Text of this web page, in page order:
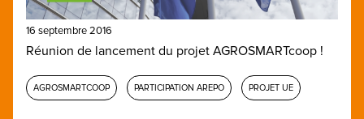
16 septembre 2016
Réunion de lancement du projet AGROSMARTcoop !
AGROSMARTCOOP PARTICIPATION AREPO PROJET UE